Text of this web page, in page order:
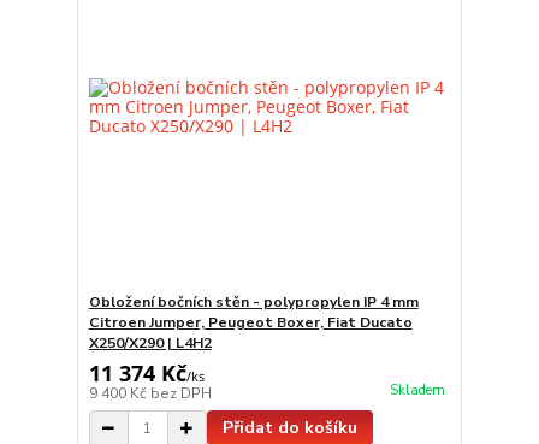
Obložení bočních stěn - polypropylen IP 4 mm
Citroen Jumper, Peugeot Boxer, Fiat Ducato
X250/X290 | L4H2
11 374 Kč/ks
9 400 Kč bez DPH Skladem
Přidat do košíku